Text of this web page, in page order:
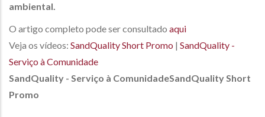
ambiental.
O artigo completo pode ser consultado aqui
Veja os vídeos: SandQuality Short Promo | SandQuality -
Serviço à Comunidade
SandQuality - Serviço à ComunidadeSandQuality Short
Promo